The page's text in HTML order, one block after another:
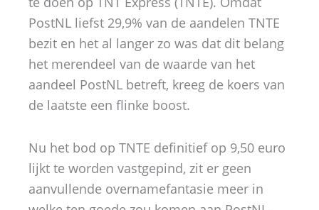
PostNL liefst 29,9% van de aandelen TNTE
bezit en het al langer zo was dat dit belang
het merendeel van de waarde van het
aandeel PostNL betreft, kreeg de koers van
de laatste een flinke boost.
Nu het bod op TNTE definitief op 9,50 euro
lijkt te worden vastgepind, zit er geen
aanvullende overnamefantasie meer in